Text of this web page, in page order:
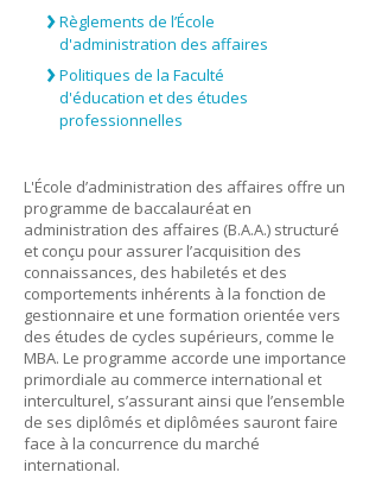
Règlements de l’École
d'administration des affaires
Politiques de la Faculté
d'éducation et des études
professionnelles
L'École d’administration des affaires offre un
programme de baccalauréat en
administration des affaires (B.A.A.) structuré
et conçu pour assurer l’acquisition des
connaissances, des habiletés et des
comportements inhérents à la fonction de
gestionnaire et une formation orientée vers
des études de cycles supérieurs, comme le
MBA. Le programme accorde une importance
primordiale au commerce international et
interculturel, s’assurant ainsi que l’ensemble
de ses diplômés et diplômées sauront faire
face à la concurrence du marché
international.